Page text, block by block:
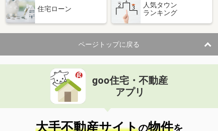
住 所
埼玉県東松山市美原町２
専有面積 26.08m²
間取り
1K
埼玉県比企郡滑川町月の輪６
価 格
住 所
埼玉県比企郡滑川町月の輪６
専有面積 23.18m²
間取り
1K
住宅ローン
人気タウン
ランキング
ページトップに戻る
goo住宅・不動産
アプリ
大手不動産サイトの物件を